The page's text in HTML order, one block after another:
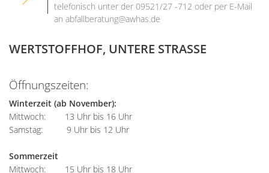
telefonisch unter der 09521/27 -712 oder per E-Mail
an abfallberatung@awhas.de
WERTSTOFFHOF, UNTERE STRASSE
Öffnungszeiten:
Winterzeit (ab November):
Mittwoch: 13 Uhr bis 16 Uhr
Samstag: 9 Uhr bis 12 Uhr
Sommerzeit
Mittwoch: 15 Uhr bis 18 Uhr